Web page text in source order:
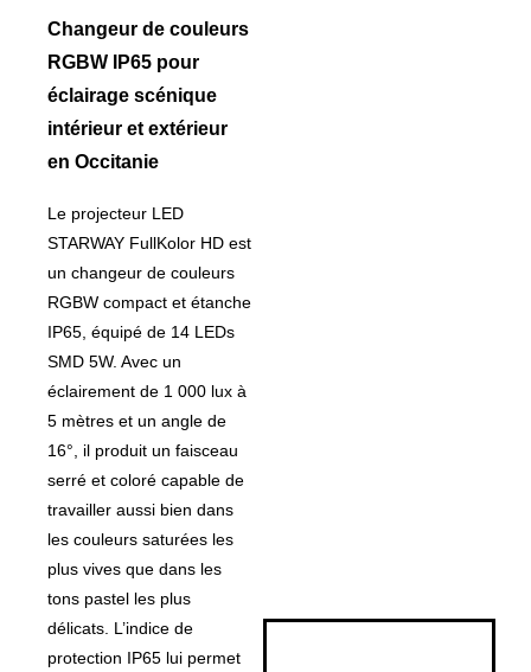
Changeur de couleurs
RGBW IP65 pour
éclairage scénique
intérieur et extérieur
en Occitanie
Le projecteur LED
STARWAY FullKolor HD est
un changeur de couleurs
RGBW compact et étanche
IP65, équipé de 14 LEDs
SMD 5W. Avec un
éclairement de 1 000 lux à
5 mètres et un angle de
16°, il produit un faisceau
serré et coloré capable de
travailler aussi bien dans
les couleurs saturées les
plus vives que dans les
tons pastel les plus
délicats. L’indice de
protection IP65 lui permet